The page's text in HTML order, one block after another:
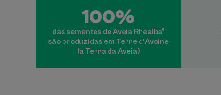
100%
das sementes de Aveia Rhealba®
são produzidas em Terre d'Avoine
(a Terra da Aveia)